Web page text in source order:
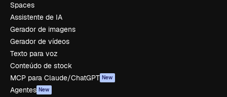
Spaces
Assistente de IA
Gerador de imagens
Gerador de vídeos
Texto para voz
Conteúdo de stock
MCP para Claude/ChatGPT New
Agentes New